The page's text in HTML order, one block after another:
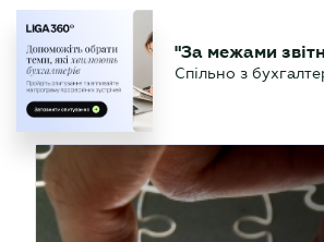
БУХГАЛТЕР Новини
"За межами
Спільно з